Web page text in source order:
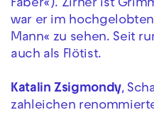
Faber«). Zirner ist
war er im
Mann« zu sehen. Seit
auch als Flötist.
Katalin Zsigmondy,
zahleichen